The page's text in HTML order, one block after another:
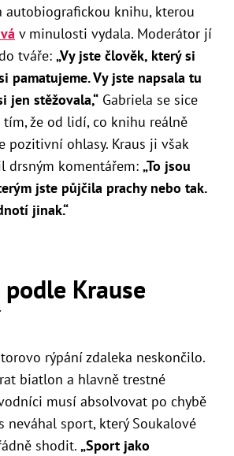
autobiografickou knihu, kterou
v minulosti vydala. Moderátor jí
tváře: „Vy jste člověk, který si
pamatujeme. Vy jste napsala tu
jen stěžovala,“ Gabriela se sice
že od lidí, co knihu reálně
pozitivní ohlasy. Kraus ji však
drsným komentářem: „To jsou
jste půjčila prachy nebo tak.
jinak.“
Krause
rýpání zdaleka neskončilo.
biatlon a hlavně trestné
musí absolvovat po chybě
neváhal sport, který Soukalové
shodit. „Sport jako